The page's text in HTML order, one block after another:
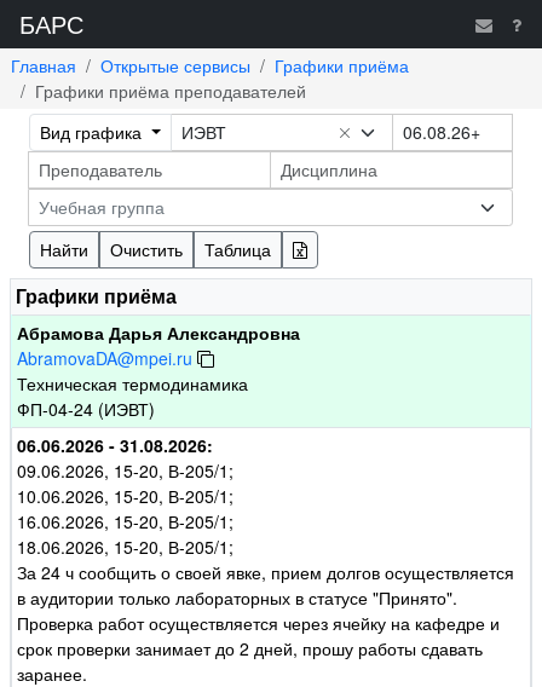
БАРС
Главная Открытые сервисы
Графики приёма
Графики приёма преподавателей
Вид графика
ИЭВТ
Учебная группа
Найти
Очистить Таблица
Графики приёма
Абрамова Дарья Александровна
AbramovaDA@mpei.ru
Техническая термодинамика
ФП-04-24 (ИЭВТ)
06.06.2026 - 31.08.2026:
09.06.2026, 15-20, В-205/1;
10.06.2026, 15-20, В-205/1;
16.06.2026, 15-20, В-205/1;
18.06.2026, 15-20, В-205/1;
За 24 ч сообщить о своей явке, прием долгов осуществляется
в аудитории только лабораторных в статусе "Принято".
Проверка работ осуществляется через ячейку на кафедре и
срок проверки занимает до 2 дней, прошу работы сдавать
заранее.